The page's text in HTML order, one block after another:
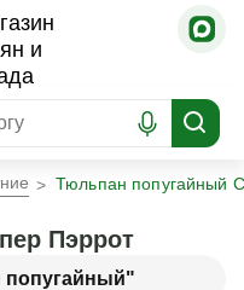
Тюльпан попугайный
попугайный"
Пэррот